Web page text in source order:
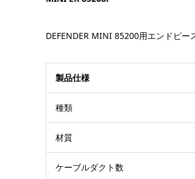
DEFENDER MINI 85200用エンドピー
製品仕様
種類
材質
ケーブルダクト数